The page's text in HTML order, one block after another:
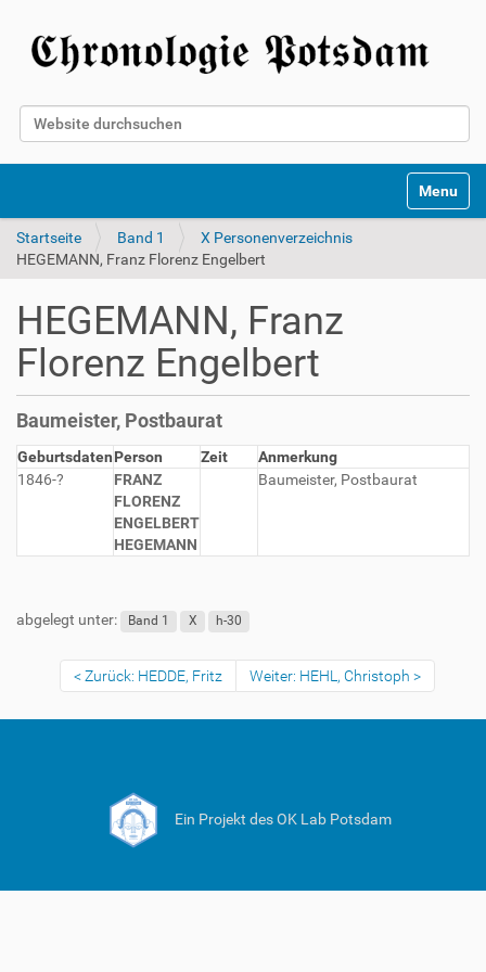
Website durchsuchen
Toggle
Startseite Band 1
X Personenverzeichnis
HEGEMANN, Franz Florenz Engelbert
HEGEMANN, Franz
Florenz Engelbert
Baumeister, Postbaurat
GeburtsdatenPerson Zeit
Anmerkung
1846-?
FRANZ
FLORENZ
ENGELBERT
HEGEMANN
Baumeister, Postbaurat
abgelegt unter: Band 1 X h-30
Zurück: HEDDE, Fritz Weiter: HEHL, Christoph
Ein Projekt des OK Lab Potsdam